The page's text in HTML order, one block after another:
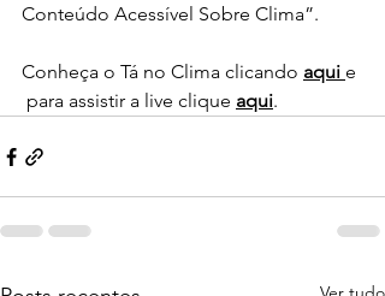
Conteúdo Acessível Sobre Clima”.
Conheça o Tá no Clima clicando aqui e
para assistir a live clique aqui.